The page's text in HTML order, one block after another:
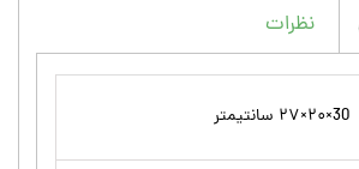
نظرات
30×۲۰×۲۷ سانتیمتر